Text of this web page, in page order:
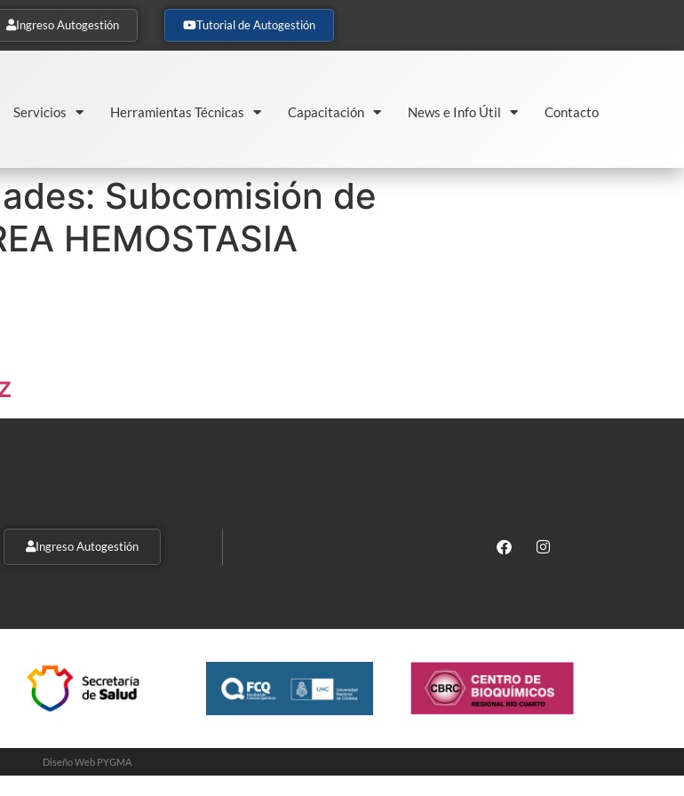
Ingreso Autogestión Tutorial de Autogestión
Servicios Herramientas Técnicas Capacitación News e Info Útil Contacto
Subcomisión de
HEMOSTASIA
Ingreso Autogestión
Diseño Web PYGMA